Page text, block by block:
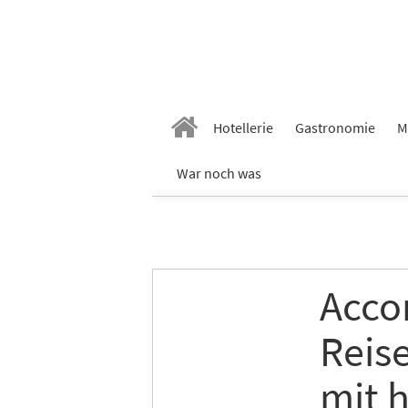
Hotellerie Gastronomie
War noch was
mit